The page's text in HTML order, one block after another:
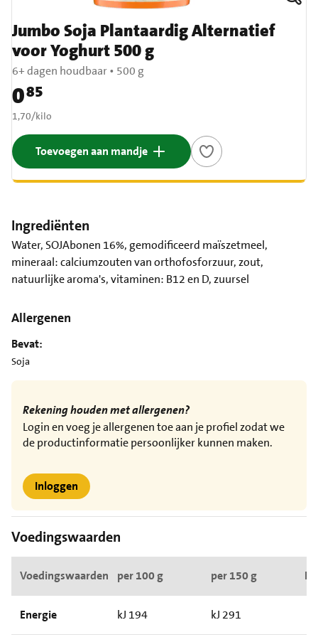
Jumbo Soja Plantaardig Alternatief
voor Yoghurt 500 g
6+ dagen houdbaar• 500 g
Prijs: € 0,85
085
€ 1,70 per kilo
1,70/kilo
Toevoegen aan mandje
Ingrediënten
Water, SOJAbonen 16%, gemodificeerd maïszetmeel,
mineraal: calciumzouten van orthofosforzuur, zout,
natuurlijke aroma's, vitaminen: B12 en D, zuursel
Allergenen
Bevat:
Soja
Rekening houden met allergenen?
Login en voeg je allergenen toe aan je profiel zodat we
de productinformatie persoonlijker kunnen maken.
Inloggen
Voedingswaarden
Voedingswaarden per 100 g per 150 g RI*
Energie kJ 194 kJ 291